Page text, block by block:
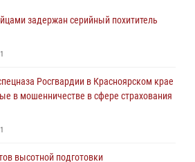
задержан серийный похититель
1
Росгвардии в Красноярском крае
в мошенничестве в сфере страхования
1
высотной подготовки